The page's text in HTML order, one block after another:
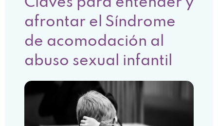
afrontar el Síndrome
de acomodación al
abuso sexual infantil